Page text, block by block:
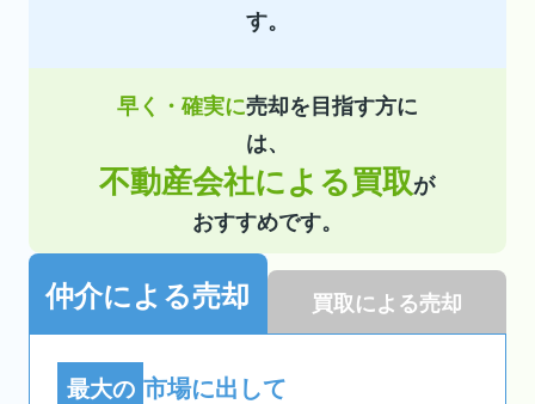
す。
早く・確実に売却を目指す方に
は、
不動産会社による買取が
おすすめです。
仲介による売却 買取による売却
最大の 市場に出して